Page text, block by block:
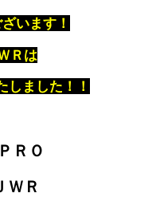
います！
Ｒは
ました！！
ＲＯ
ＷＲ